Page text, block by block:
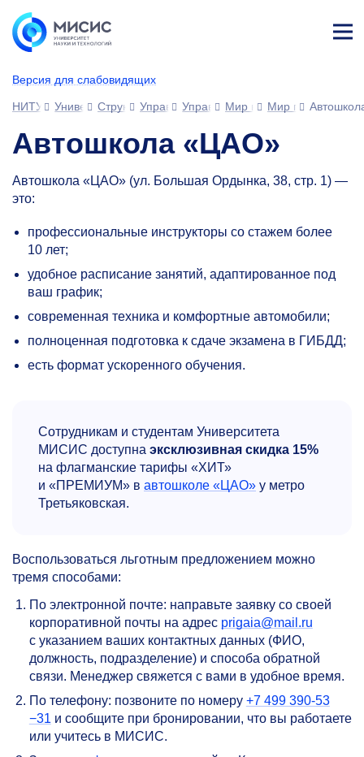
Версия для слабовидящих
ине
НИТУ МИСИСУниверситетСтруктура университета
УправленияУправление развития
Мир возможностей
Мир полезных
Автошкола «ЦАО»
Автошкола «ЦАО» (ул. Большая Ордынка, 38, стр. 1) —
это:
профессиональные инструкторы со стажем более
10 лет;
удобное расписание занятий, адаптированное под
ваш график;
современная техника и комфортные автомобили;
полноценная подготовка к сдаче экзамена в ГИБДД;
есть формат ускоренного обучения.
Сотрудникам и студентам Университета
МИСИС доступна эксклюзивная скидка 15%
на флагманские тарифы «ХИТ»
и «ПРЕМИУМ» в автошколе «ЦАО» у метро
Третьяковская.
Воспользоваться льготным предложением можно
тремя способами:
По электронной почте: направьте заявку со своей
корпоративной почты на адрес prigaia@mail.ru
с указанием ваших контактных данных (ФИО,
должность, подразделение) и способа обратной
связи. Менеджер свяжется с вами в удобное время.
По телефону: позвоните по номеру +7 499 390-53
−31 и сообщите при бронировании, что вы работаете
или учитесь в МИСИС.